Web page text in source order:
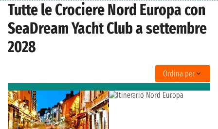
Tutte le Crociere Nord Europa con
SeaDream Yacht Club a settembre
2028
Ordina per